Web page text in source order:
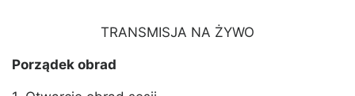
TRANSMISJA NA ŻYWO
Porządek obrad